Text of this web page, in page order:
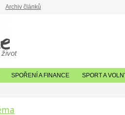
Archiv článků
život
SPOŘENÍ A FINANCE SPORT A